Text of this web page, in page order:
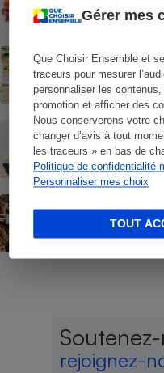
Gérer mes
Que Choisir Ensemble et
traceurs pour mesurer
personnaliser les
promotion et afficher des
Nous conserverons votre
changer d’avis à tout
les traceurs » en bas de
Politique de confidentialité
Personnaliser mes choix
TOUT
légumes
COMMENT NOUS
COMMENTAIRES
passerait
Prix de la
rejoignez-